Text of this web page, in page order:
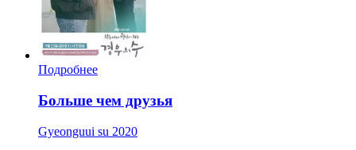
Подробнее
Больше чем друзья
Gyeonguui su 2020